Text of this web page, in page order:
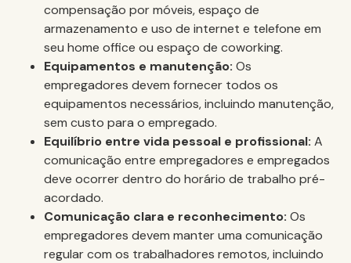
compensação por móveis, espaço de
armazenamento e uso de internet e telefone em
seu home office ou espaço de coworking.
Equipamentos e manutenção: Os
empregadores devem fornecer todos os
equipamentos necessários, incluindo manutenção,
sem custo para o empregado.
Equilíbrio entre vida pessoal e profissional: A
comunicação entre empregadores e empregados
deve ocorrer dentro do horário de trabalho pré-
acordado.
Comunicação clara e reconhecimento: Os
empregadores devem manter uma comunicação
regular com os trabalhadores remotos, incluindo